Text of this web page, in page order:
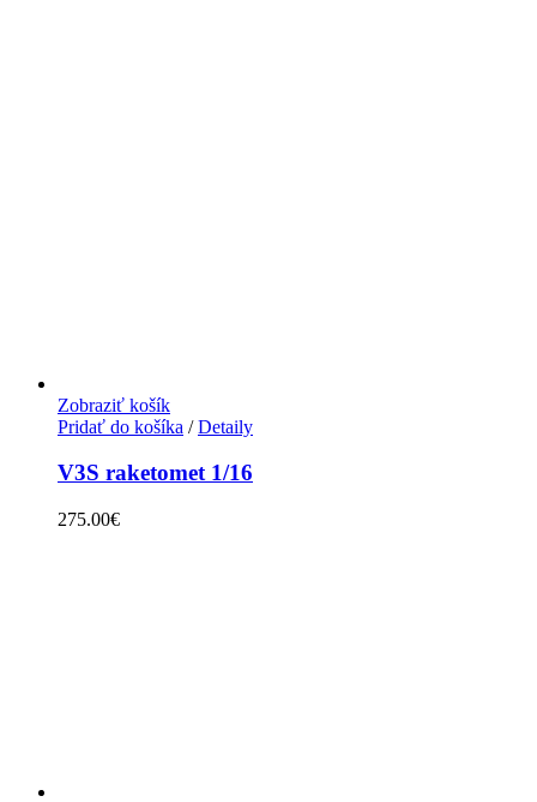
Zobraziť košík
Pridať do košíka / Detaily
V3S raketomet 1/16
275.00€